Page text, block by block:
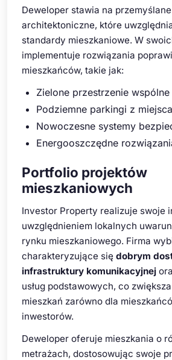
Deweloper stawia na
architektoniczne, które
standardy mieszkaniowe. W
implementuje rozwiązania
mieszkańców, takie jak:
Zielone przestrzenie
Podziemne parkingi z
Nowoczesne systemy
Energooszczędne
Portfolio projektów
mieszkaniowych
Investor Property realizuje swoje
uwzględnieniem lokalnych
rynku mieszkaniowego. Firma
charakteryzujące się dobrym
infrastruktury komunikacyjnej
usług podstawowych, co
mieszkań zarówno dla
inwestorów.
Deweloper oferuje mieszkania o
metrażach, dostosowując swoje